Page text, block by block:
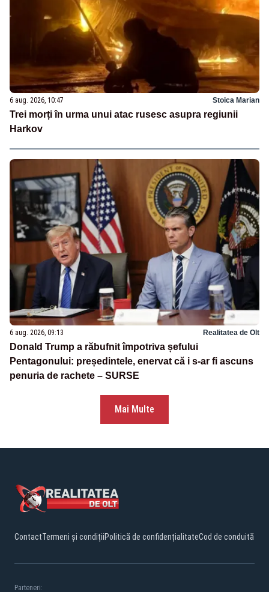
6 aug. 2026, 10:47 Stoica Marian
Trei morți în urma unui atac rusesc asupra regiunii
Harkov
6 aug. 2026, 09:13 Realitatea de Olt
Donald Trump a răbufnit împotriva șefului
Pentagonului: președintele, enervat că i s-ar fi ascuns
penuria de rachete – SURSE
Mai Multe
ContactTermeni și condițiiPolitică de confidențialitateCod de conduită
Parteneri: